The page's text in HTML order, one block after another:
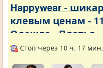
Нappywear -
клевым ценам -
Одежда - Платья
Стоп через 10 ч. 17 мин.